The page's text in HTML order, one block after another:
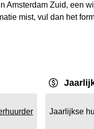
Amsterdam Zuid, een
mist, vul dan het
Jaarlijkse